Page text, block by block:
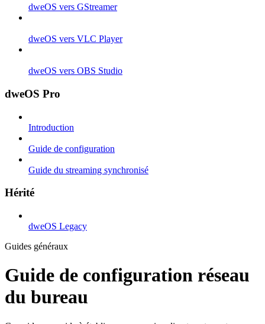
dweOS vers GStreamer
dweOS vers VLC Player
dweOS vers OBS Studio
dweOS Pro
Introduction
Guide de configuration
Guide du streaming synchronisé
Hérité
dweOS Legacy
Guides généraux
Guide de configuration réseau
du bureau